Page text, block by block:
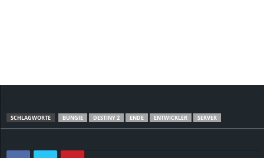
SCHLAGWORTE BUNGIE DESTINY 2 ENDE ENTWICKLER SERVER